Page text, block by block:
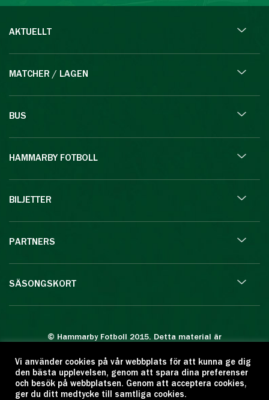
AKTUELLT
MATCHER / LAGEN
BUS
HAMMARBY FOTBOLL
BILJETTER
PARTNERS
SÄSONGSKORT
© Hammarby Fotboll 2015. Detta material är
Eftertryck eller annan kopiering är förbjuden.
Citera oss gärna men ange källan:
www.hammarbyfotboll.se. Ansvarig utgivare:
Vi använder cookies på vår webbplats för att kunna ge dig
den bästa upplevelsen, genom att spara dina preferenser
och besök på webbplatsen. Genom att acceptera cookies,
ger du ditt medtycke till samtliga cookies.